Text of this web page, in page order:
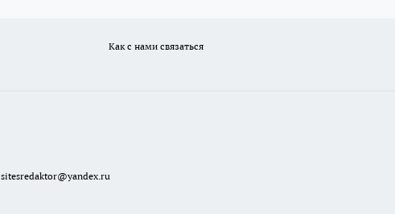
Как с нами связаться
sitesredaktor@yandex.ru